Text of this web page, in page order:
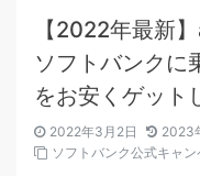
【2022年最新
ソフトバンクに
をお安くゲット
2022年3月2日
2023
ソフトバンク公式キャ